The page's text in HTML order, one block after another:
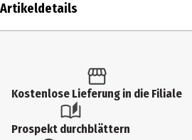
Artikeldetails
Produkttyp
Kostenlose Lieferung in die Filiale
Prospekt durchblättern